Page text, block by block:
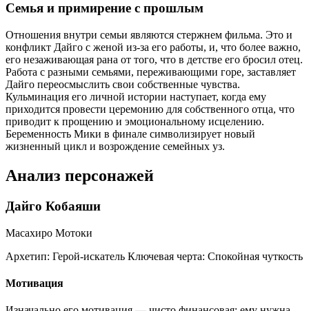
Семья и примирение с прошлым
Отношения внутри семьи являются стержнем фильма. Это и
конфликт Дайго с женой из-за его работы, и, что более важно,
его незаживающая рана от того, что в детстве его бросил отец.
Работа с разными семьями, переживающими горе, заставляет
Дайго переосмыслить свои собственные чувства.
Кульминация его личной истории наступает, когда ему
приходится провести церемонию для собственного отца, что
приводит к прощению и эмоциональному исцелению.
Беременность Мики в финале символизирует новый
жизненный цикл и возрождение семейных уз.
Анализ персонажей
Дайго Кобаяши
Масахиро Мотоки
Архетип: Герой-искатель Ключевая черта: Спокойная чуткость
Мотивация